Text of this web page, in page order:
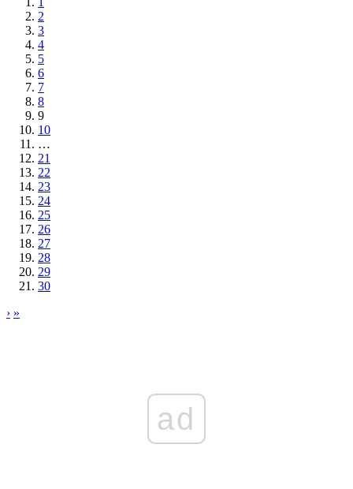
2
3
4
5
6
7
8
9
10
…
21
22
23
24
25
26
27
28
29
30
› »
ad